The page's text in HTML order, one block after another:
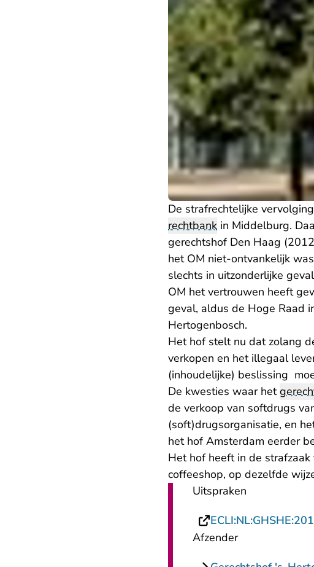
De strafrechtelijke
rechtbank in Middelburg.
gerechtshof Den Haag
het OM niet-ontvankelijk
slechts in uitzonderlijke
OM het vertrouwen heeft
geval, aldus de Hoge Raad
Hertogenbosch.
Het hof stelt nu dat zolang
verkopen en het illegaal
(inhoudelijke) beslissing
De kwesties waar het
de verkoop van softdrugs
(soft)drugsorganisatie, en
het hof Amsterdam eerder
Het hof heeft in de
coffeeshop, op dezelfde
Uitspraken
Afzender